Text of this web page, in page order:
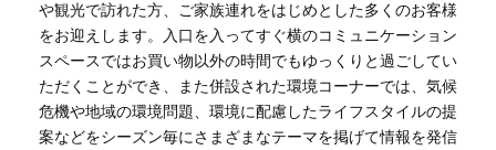
や観光で訪れた方、ご家族連れをはじめとした多くのお客様
をお迎えします。入口を入ってすぐ横のコミュニケーション
スペースではお買い物以外の時間でもゆっくりと過ごしてい
ただくことができ、また併設された環境コーナーでは、気候
危機や地域の環境問題、環境に配慮したライフスタイルの提
案などをシーズン毎にさまざまなテーマを掲げて情報を発信